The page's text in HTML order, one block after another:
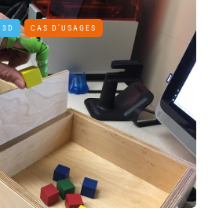
3D CAS D'USAGES